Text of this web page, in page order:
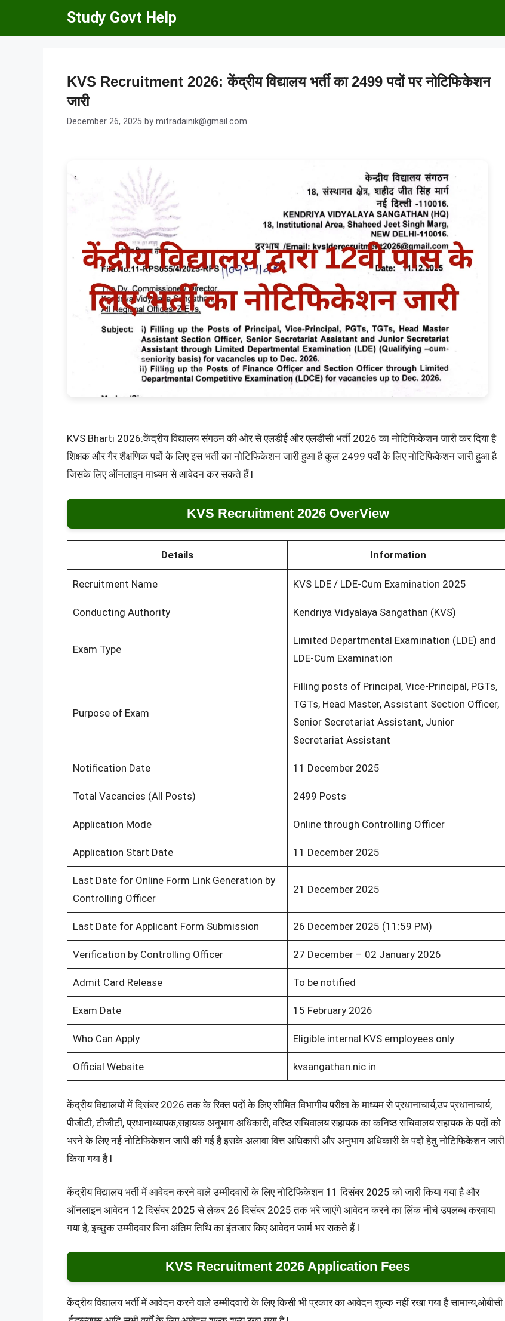
Study Govt Help
KVS Recruitment 2026: केंद्रीय विद्यालय भर्ती का 2499 पदों पर नोटिफिकेशन
जारी
December 26, 2025 by mitradainik@gmail.com
KVS Bharti 2026:केंद्रीय विद्यालय संगठन की ओर से एलडीई और एलडीसी भर्ती 2026 का नोटिफिकेशन जारी कर दिया है
शिक्षक और गैर शैक्षणिक पदों के लिए इस भर्ती का नोटिफिकेशन जारी हुआ है कुल 2499 पदों के लिए नोटिफिकेशन जारी हुआ है
जिसके लिए ऑनलाइन माध्यम से आवेदन कर सकते हैं l
KVS Recruitment 2026 OverView
Details Information
Recruitment Name KVS LDE / LDE-Cum Examination 2025
Conducting Authority Kendriya Vidyalaya Sangathan (KVS)
Exam Type
Limited Departmental Examination (LDE) and
LDE-Cum Examination
Purpose of Exam
Filling posts of Principal, Vice-Principal, PGTs,
TGTs, Head Master, Assistant Section Officer,
Senior Secretariat Assistant, Junior
Secretariat Assistant
Notification Date 11 December 2025
Total Vacancies (All Posts) 2499 Posts
Application Mode Online through Controlling Officer
Application Start Date 11 December 2025
Last Date for Online Form Link Generation by
Controlling Officer
21 December 2025
Last Date for Applicant Form Submission 26 December 2025 (11:59 PM)
Verification by Controlling Officer 27 December – 02 January 2026
Admit Card Release To be notified
Exam Date 15 February 2026
Who Can Apply Eligible internal KVS employees only
Official Website kvsangathan.nic.in
केंद्रीय विद्यालयों में दिसंबर 2026 तक के रिक्त पदों के लिए सीमित विभागीय परीक्षा के माध्यम से प्रधानाचार्य,उप प्रधानाचार्य,
पीजीटी, टीजीटी, प्रधानाध्यापक,सहायक अनुभाग अधिकारी, वरिष्ठ सचिवालय सहायक का कनिष्ठ सचिवालय सहायक के पदों को
भरने के लिए नई नोटिफिकेशन जारी की गई है इसके अलावा वित्त अधिकारी और अनुभाग अधिकारी के पदों हेतु नोटिफिकेशन जारी
किया गया है l
केंद्रीय विद्यालय भर्ती में आवेदन करने वाले उम्मीदवारों के लिए नोटिफिकेशन 11 दिसंबर 2025 को जारी किया गया है और
ऑनलाइन आवेदन 12 दिसंबर 2025 से लेकर 26 दिसंबर 2025 तक भरे जाएंगे आवेदन करने का लिंक नीचे उपलब्ध करवाया
गया है, इच्छुक उम्मीदवार बिना अंतिम तिथि का इंतजार किए आवेदन फार्म भर सकते हैं l
KVS Recruitment 2026 Application Fees
केंद्रीय विद्यालय भर्ती में आवेदन करने वाले उम्मीदवारों के लिए किसी भी प्रकार का आवेदन शुल्क नहीं रखा गया है सामान्य,ओबीसी